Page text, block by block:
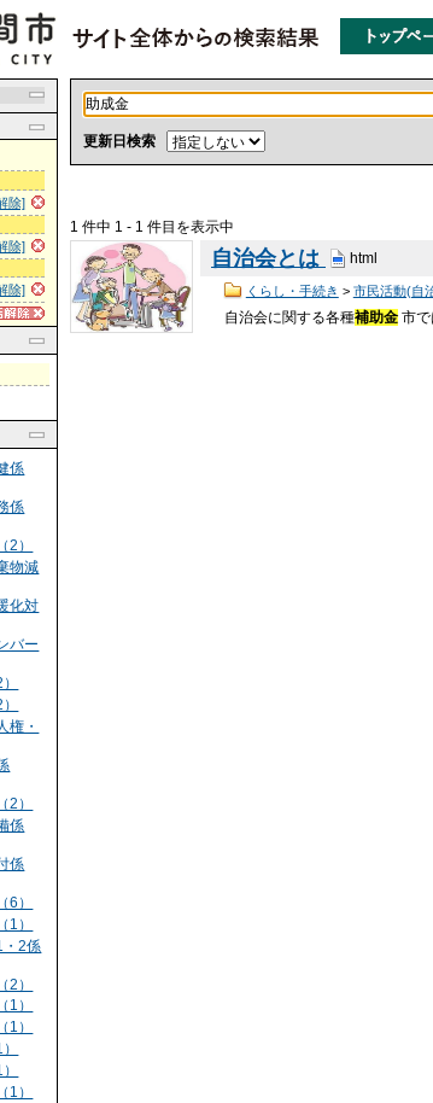
除]
除]
除]
係
係
2）
物減
化対
バー
権・
2）
係
係
6）
1）
・2係
2）
1）
1）
1）
更新日検索
1 件中 1 - 1 件目を表示中
自治会とは html
くらし・手続き > 市民活動(自
自治会に関する各種補助金 市